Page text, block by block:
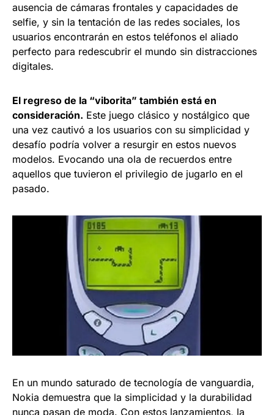
ausencia de cámaras frontales y capacidades de
selfie, y sin la tentación de las redes sociales, los
usuarios encontrarán en estos teléfonos el aliado
perfecto para redescubrir el mundo sin distracciones
digitales.
El regreso de la “viborita” también está en
consideración. Este juego clásico y nostálgico que
una vez cautivó a los usuarios con su simplicidad y
desafío podría volver a resurgir en estos nuevos
modelos. Evocando una ola de recuerdos entre
aquellos que tuvieron el privilegio de jugarlo en el
pasado.
En un mundo saturado de tecnología de vanguardia,
Nokia demuestra que la simplicidad y la durabilidad
nunca pasan de moda. Con estos lanzamientos, la